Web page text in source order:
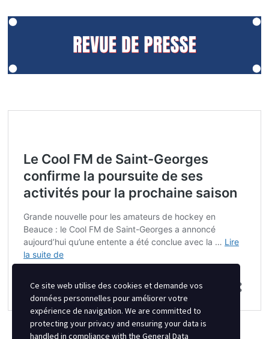
Ce site web utilise des cookies et demande vos
données personnelles pour améliorer votre
expérience de navigation. We are committed to
protecting your privacy and ensuring your data is
handled in compliance with the General Data